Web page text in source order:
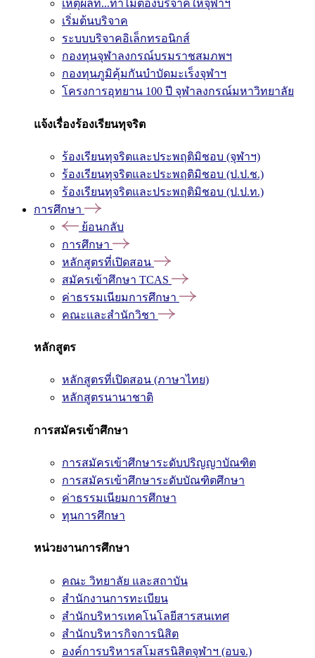
เหตุผลที่...ทำไมต้องบริจาคให้จุฬาฯ
เริ่มต้นบริจาค
ระบบบริจาคอิเล็กทรอนิกส์
กองทุนจุฬาลงกรณ์บรมราชสมภพฯ
กองทุนภูมิคุ้มกันบำบัดมะเร็งจุฬาฯ
โครงการอุทยาน 100 ปี จุฬาลงกรณ์มหาวิทยาลัย
แจ้งเรื่องร้องเรียนทุจริต
ร้องเรียนทุจริตและประพฤติมิชอบ (จุฬาฯ)
ร้องเรียนทุจริตและประพฤติมิชอบ (ป.ป.ช.)
ร้องเรียนทุจริตและประพฤติมิชอบ (ป.ป.ท.)
การศึกษา
ย้อนกลับ
การศึกษา
หลักสูตรที่เปิดสอน
สมัครเข้าศึกษา TCAS
ค่าธรรมเนียมการศึกษา
คณะและสำนักวิชา
หลักสูตร
หลักสูตรที่เปิดสอน (ภาษาไทย)
หลักสูตรนานาชาติ
การสมัครเข้าศึกษา
การสมัครเข้าศึกษาระดับปริญญาบัณฑิต
การสมัครเข้าศึกษาระดับบัณฑิตศึกษา
ค่าธรรมเนียมการศึกษา
ทุนการศึกษา
หน่วยงานการศึกษา
คณะ วิทยาลัย และสถาบัน
สำนักงานการทะเบียน
สำนักบริหารเทคโนโลยีสารสนเทศ
สำนักบริหารกิจการนิสิต
องค์การบริหารสโมสรนิสิตจุฬาฯ (อบจ.)